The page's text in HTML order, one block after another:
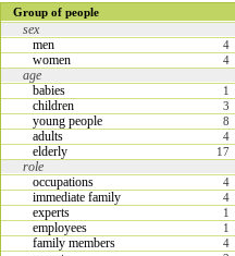
Group of people
sex
men
4
women 4
age
babies
1
children 3
young people 8
adults 4
elderly 17
role
occupations
4
immediate family 4
experts 1
employees 1
family members 4